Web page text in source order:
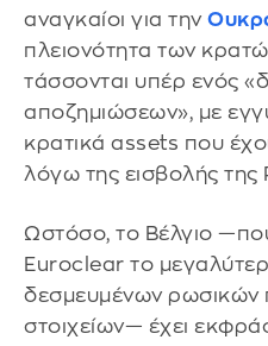
αναγκαίοι για την
πλειονότητα των
τάσσονται υπέρ ενός
αποζημιώσεων», με
κρατικά assets που
λόγω της εισβολής της
Ωστόσο, το Βέλγιο
Euroclear το
δεσμευμένων ρωσικών
στοιχείων— έχει